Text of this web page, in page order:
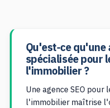
Qu'est-ce qu'une
spécialisée pour
l'immobilier ?
Une agence SEO pour
l'immobilier maîtrise